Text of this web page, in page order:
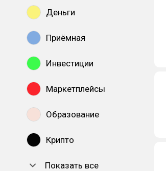
Деньги
Приёмная
Инвестиции
Маркетплейсы
Образование
Крипто
Показать все